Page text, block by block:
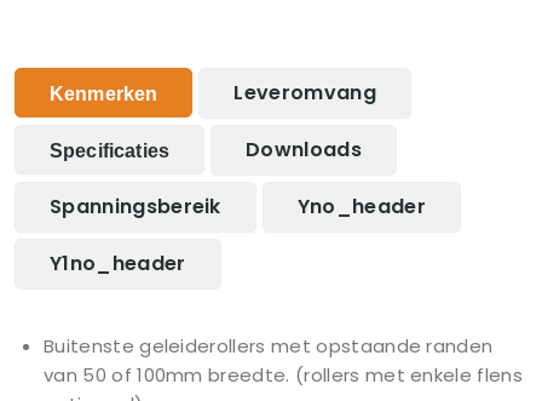
Kenmerken Leveromvang
Specificaties Downloads
Spanningsbereik Yno_header
Y1no_header
Buitenste geleiderollers met opstaande randen
van 50 of 100mm breedte. (rollers met enkele flens